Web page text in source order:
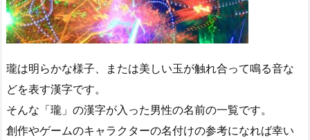
瓏は明らかな様子、または美しい玉が触れ合って鳴る音な
どを表す漢字です。
そんな「瓏」の漢字が入った男性の名前の一覧です。
創作やゲームのキャラクターの名付けの参考になれば幸い